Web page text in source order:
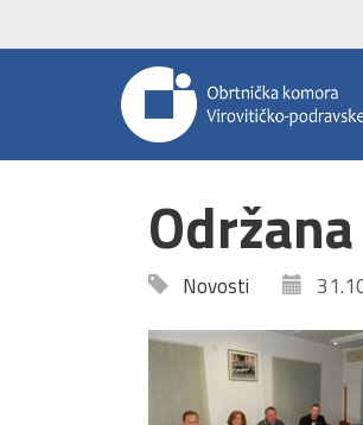
Novosti